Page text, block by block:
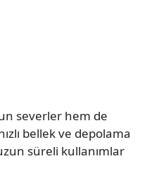
severler hem de
bellek ve depolama
süreli kullanımlar